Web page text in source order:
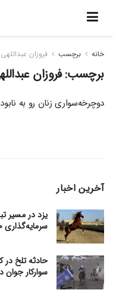
خانه برچسب فروزان عبداللهی
برچسب:فروزان
دوچرخه‌سواری زنان رو به
آخرین اخبار
یزد در مسیر
سرمایه‌گذاری ۵۰ میلیارد ریالی در اشکذر
حادثه تلخ
سوارکار